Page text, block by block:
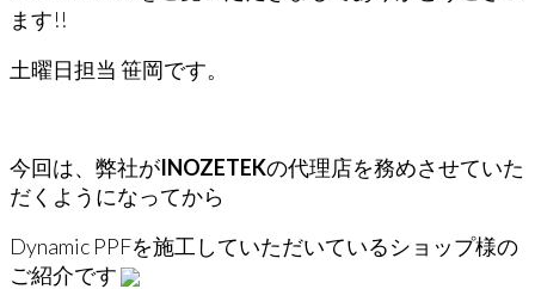
ます!!
土曜日担当 笹岡です。
今回は、弊社がINOZETEKの代理店を務めさせていた
だくようになってから
Dynamic PPFを施工していただいているショップ様の
ご紹介です